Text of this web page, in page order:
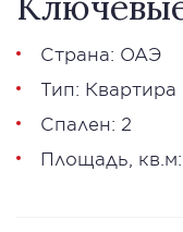
Страна: ОАЭ
Тип: Квартира
Спален: 2
Площадь, кв.м: